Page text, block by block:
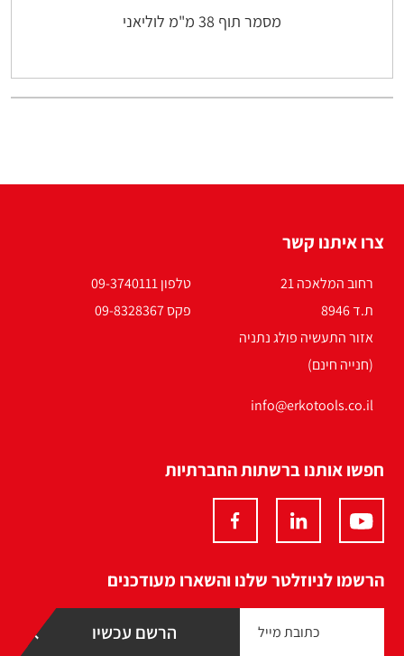
מסמר תוף 38 מ"מ לוליאני
צרו איתנו קשר
רחוב המלאכה 21
ת.ד 8946
אזור התעשיה פולג נתניה
(חנייה חינם)
טלפון 09-3740111
פקס 09-8328367
info@erkotools.co.il
חפשו אותנו ברשתות החברתיות
הרשמו לניוזלטר שלנו והשארו מעודכנים